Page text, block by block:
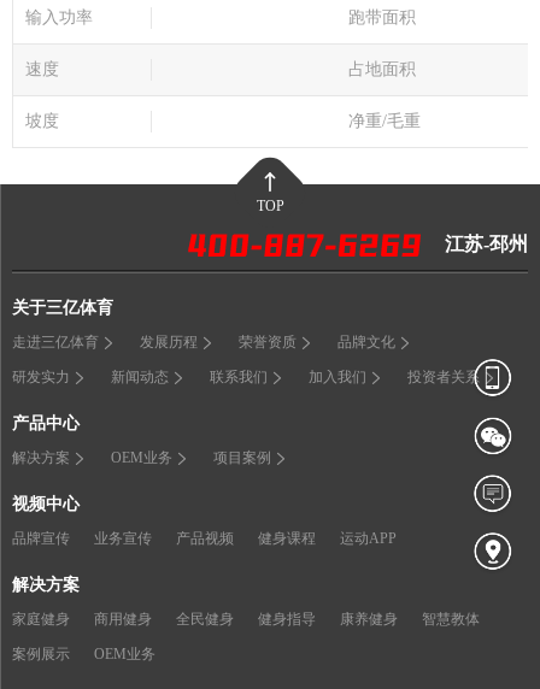
输入功率 跑带面积
速度 占地面积
坡度 净重/毛重
TOP
江苏-邳州
关于三亿体育
走进三亿体育 发展历程 荣誉资质 品牌文化
研发实力 新闻动态 联系我们 加入我们 投资者关系
产品中心
解决方案 OEM业务 项目案例
视频中心
品牌宣传 业务宣传 产品视频 健身课程 运动APP
解决方案
家庭健身 商用健身 全民健身 健身指导 康养健身 智慧教体
案例展示 OEM业务